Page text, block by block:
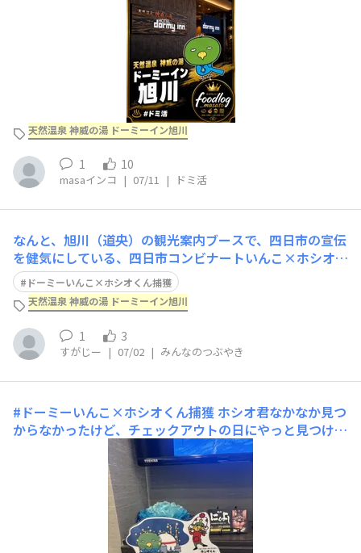
天然温泉 神威の湯 ドーミーイン旭川
1 10
masaインコ | 07/11 | ドミ活
なんと、旭川（道央）の観光案内ブースで、四日市の宣伝
を健気にしている、四日市コンビナートいんこ×ホシオく
んを発見。梅雨もない北海道。快適ですね！​
ドーミーいんこ×ホシオくん捕獲
天然温泉 神威の湯 ドーミーイン旭川
1 3
すがじー | 07/02 | みんなのつぶやき
#ドーミーいんこ×ホシオくん捕獲 ホシオ君なかなか見つ
からなかったけど、チェックアウトの日にやっと見つけま